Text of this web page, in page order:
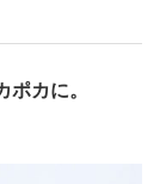
カに。